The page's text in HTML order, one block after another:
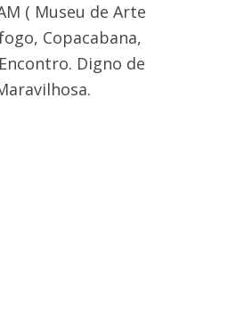
( Museu de Arte
Copacabana,
Digno de